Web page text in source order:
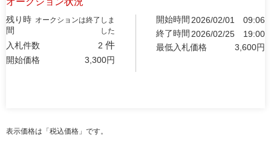
残り時
間
オークションは終了しま
した
入札件数 2 件
開始価格 3,300円
開始時間 2026/02/01
09:06
終了時間 2026/02/25
19:00
最低入札価格
3,600円
表示価格は「税込価格」です。